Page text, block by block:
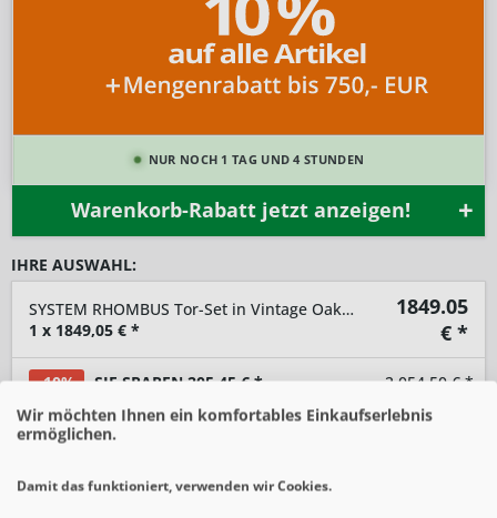
NUR NOCH 1 TAG UND 4 STUNDEN
Warenkorb-Rabatt jetzt anzeigen!
IHRE AUSWAHL:
SYSTEM RHOMBUS Tor-Set in Vintage Oak Breite 1500mm Höhe 1800mm
1 x 1849,05 € *
1849.05
€ *
-10% SIE SPAREN 205,45 € * 2.054,50 € *
-
Wir möchten Ihnen ein komfortables Einkaufserlebnis
ermöglichen.
Damit das funktioniert, verwenden wir Cookies.